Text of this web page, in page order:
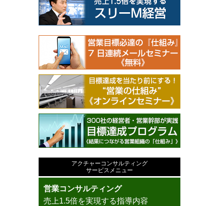
アクチャーコンサルティング
サービスメニュー
営業コンサルティング
売上1.5倍を実現する指導内容